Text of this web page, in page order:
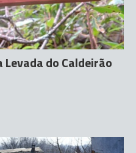
do Caldeirão